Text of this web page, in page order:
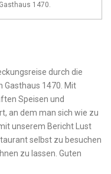
​1470.
durch die
Gasthaus 1470. Mit⁤
Speisen und⁢
an dem man sich wie zu
unserem Bericht Lust
selbst zu besuchen
zu lassen. Guten